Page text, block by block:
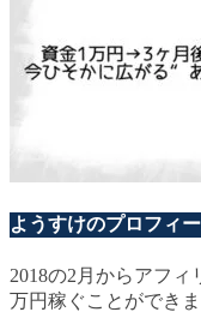
ようすけのプロフィ
2018の2月からアフ
万円稼ぐことができま